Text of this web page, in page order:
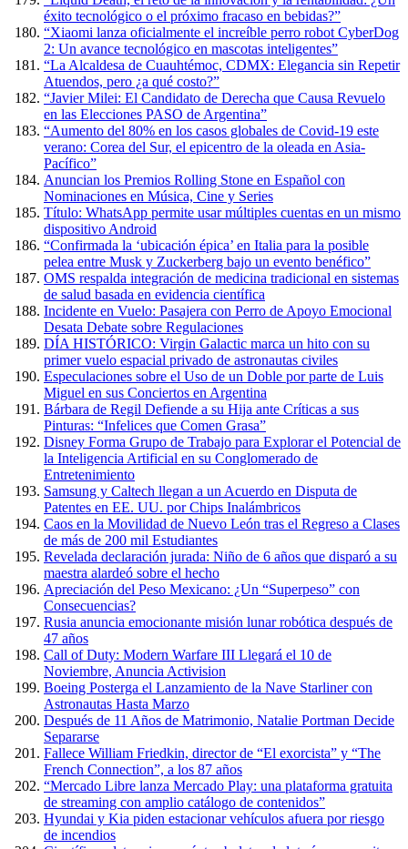
éxito tecnológico o el próximo fracaso en bebidas?”
“Xiaomi lanza oficialmente el increíble perro robot CyberDog
2: Un avance tecnológico en mascotas inteligentes”
“La Alcaldesa de Cuauhtémoc, CDMX: Elegancia sin Repetir
Atuendos, pero ¿a qué costo?”
“Javier Milei: El Candidato de Derecha que Causa Revuelo
en las Elecciones PASO de Argentina”
“Aumento del 80% en los casos globales de Covid-19 este
verano: Corea del Sur, el epicentro de la oleada en Asia-
Pacífico”
Anuncian los Premios Rolling Stone en Español con
Nominaciones en Música, Cine y Series
Título: WhatsApp permite usar múltiples cuentas en un mismo
dispositivo Android
“Confirmada la ‘ubicación épica’ en Italia para la posible
pelea entre Musk y Zuckerberg bajo un evento benéfico”
OMS respalda integración de medicina tradicional en sistemas
de salud basada en evidencia científica
Incidente en Vuelo: Pasajera con Perro de Apoyo Emocional
Desata Debate sobre Regulaciones
DÍA HISTÓRICO: Virgin Galactic marca un hito con su
primer vuelo espacial privado de astronautas civiles
Especulaciones sobre el Uso de un Doble por parte de Luis
Miguel en sus Conciertos en Argentina
Bárbara de Regil Defiende a su Hija ante Críticas a sus
Pinturas: “Infelices que Comen Grasa”
Disney Forma Grupo de Trabajo para Explorar el Potencial de
la Inteligencia Artificial en su Conglomerado de
Entretenimiento
Samsung y Caltech llegan a un Acuerdo en Disputa de
Patentes en EE. UU. por Chips Inalámbricos
Caos en la Movilidad de Nuevo León tras el Regreso a Clases
de más de 200 mil Estudiantes
Revelada declaración jurada: Niño de 6 años que disparó a su
maestra alardeó sobre el hecho
Apreciación del Peso Mexicano: ¿Un “Superpeso” con
Consecuencias?
Rusia anuncia emocionante misión lunar robótica después de
47 años
Call of Duty: Modern Warfare III Llegará el 10 de
Noviembre, Anuncia Activision
Boeing Posterga el Lanzamiento de la Nave Starliner con
Astronautas Hasta Marzo
Después de 11 Años de Matrimonio, Natalie Portman Decide
Separarse
Fallece William Friedkin, director de “El exorcista” y “The
French Connection”, a los 87 años
“Mercado Libre lanza Mercado Play: una plataforma gratuita
de streaming con amplio catálogo de contenidos”
Hyundai y Kia piden estacionar vehículos afuera por riesgo
de incendios